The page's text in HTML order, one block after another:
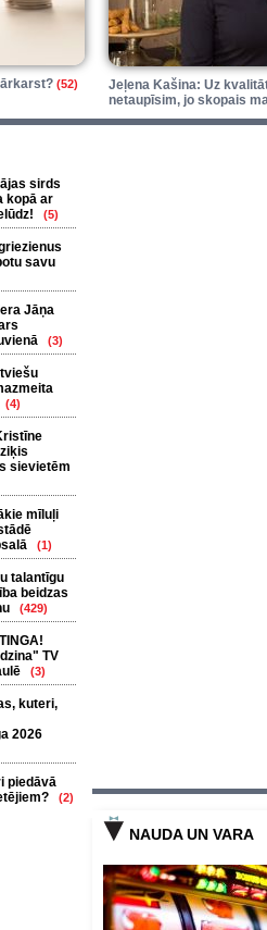
(52)
Jeļena Kašina: Uz
netaupīsim, jo skopais
sirds
kopā ar
(5)
savu
Jāņa
(3)
(4)
sievietēm
mīluļi
(1)
talantīgu
beidzas
(429)
TV
(3)
kuteri,
2026
piedāvā
(2)
NAUDA UN VARA